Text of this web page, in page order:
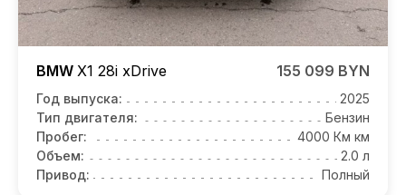
BMW X1 28i xDrive 155 099 BYN
Год выпуска:
2025
Тип двигателя:
Бензин
Пробег:
4000 Км км
Объем:
2.0 л
Привод:
Полный